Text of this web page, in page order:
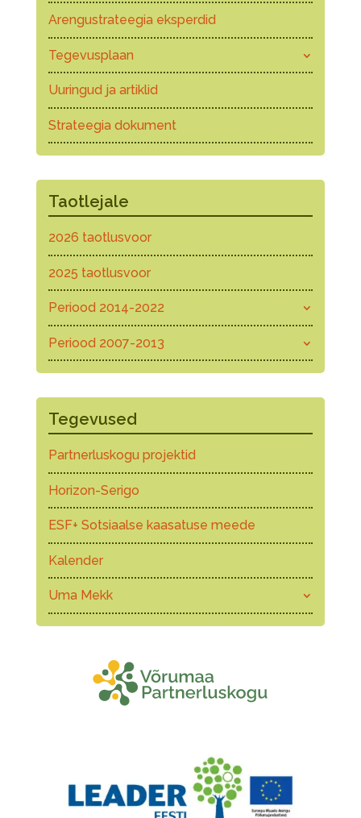
Arengustrateegia eksperdid
Tegevusplaan
Uuringud ja artiklid
Strateegia dokument
Taotlejale
2026 taotlusvoor
2025 taotlusvoor
Periood 2014-2022
Periood 2007-2013
Tegevused
Partnerluskogu projektid
Horizon-Serigo
ESF+ Sotsiaalse kaasatuse meede
Kalender
Uma Mekk